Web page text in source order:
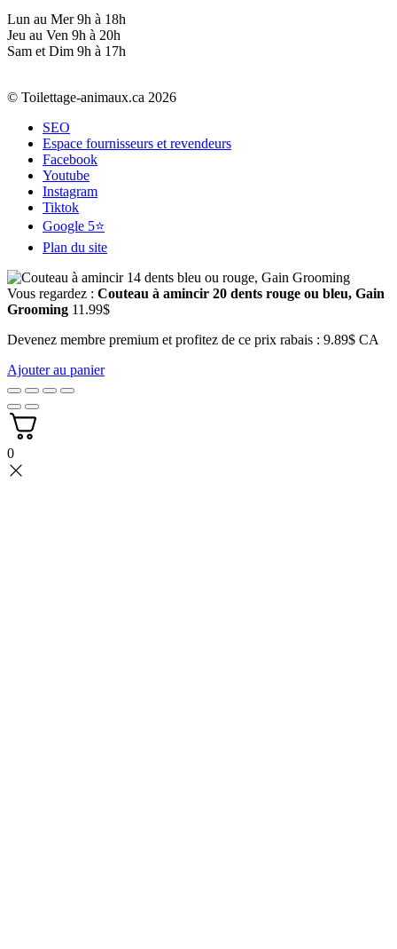
Lun au Mer 9h à 18h
Jeu au Ven 9h à 20h
Sam et Dim 9h à 17h
© Toilettage-animaux.ca 2026
SEO
Espace fournisseurs et revendeurs
Facebook
Youtube
Instagram
Tiktok
Google 5⭐
Plan du site
Vous regardez : Couteau à amincir 20 dents rouge ou bleu, Gain
Grooming 11.99$
Devenez membre premium et profitez de ce prix rabais : 9.89$ CA
Ajouter au panier
0